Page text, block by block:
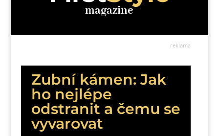
magazine
reklama
Zubní kámen: Jak
ho nejlépe
odstranit a čemu se
vyvarovat